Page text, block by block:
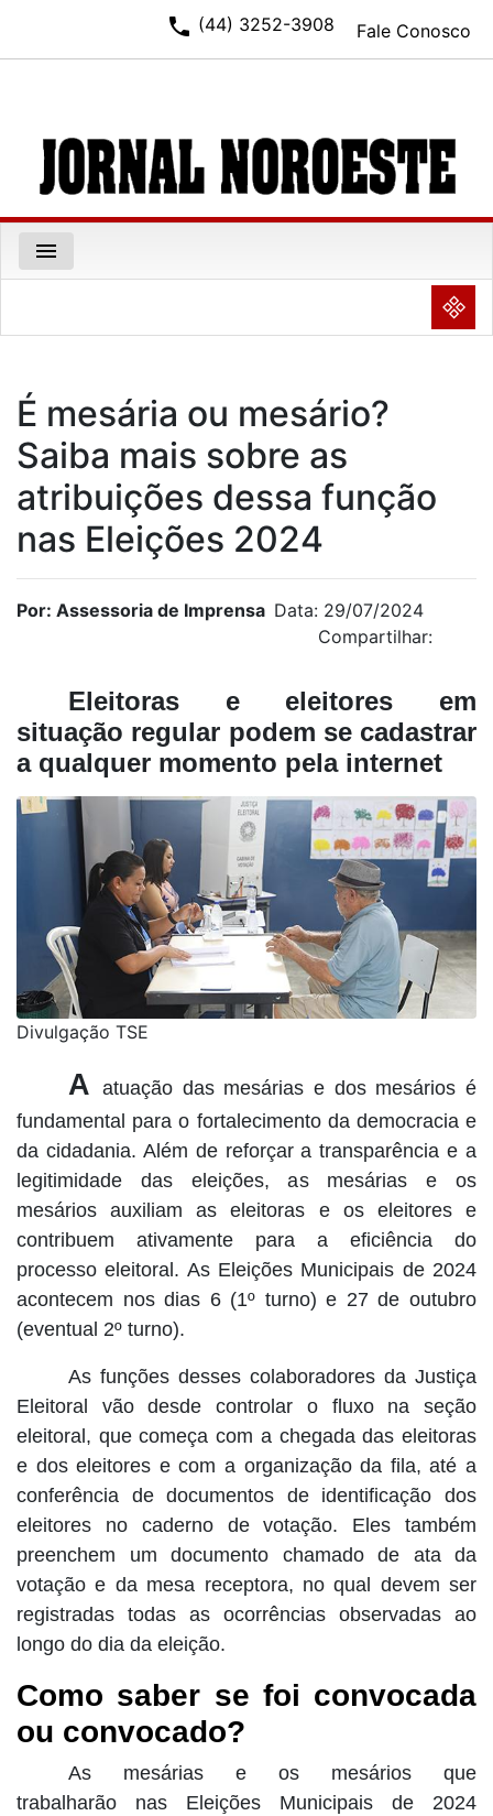
Fale Conosco
phone (44) 3252-3908
menu
NULL
É mesária ou mesário?
Saiba mais sobre as
atribuições dessa função
nas Eleições 2024
Por: Assessoria de Imprensa Data: 29/07/2024
Compartilhar:
Eleitoras e eleitores em
situação regular podem se cadastrar
a qualquer momento pela internet
Divulgação TSE
A atuação das mesárias e dos mesários é
fundamental para o fortalecimento da democracia e
da cidadania. Além de reforçar a transparência e a
legitimidade das eleições, as mesárias e os
mesários auxiliam as eleitoras e os eleitores e
contribuem ativamente para a eficiência do
processo eleitoral. As Eleições Municipais de 2024
acontecem nos dias 6 (1º turno) e 27 de outubro
(eventual 2º turno).
As funções desses colaboradores da Justiça
Eleitoral vão desde controlar o fluxo na seção
eleitoral, que começa com a chegada das eleitoras
e dos eleitores e com a organização da fila, até a
conferência de documentos de identificação dos
eleitores no caderno de votação. Eles também
preenchem um documento chamado de ata da
votação e da mesa receptora, no qual devem ser
registradas todas as ocorrências observadas ao
longo do dia da eleição.
Como saber se foi convocada
ou convocado?
As mesárias e os mesários que
trabalharão nas Eleições Municipais de 2024